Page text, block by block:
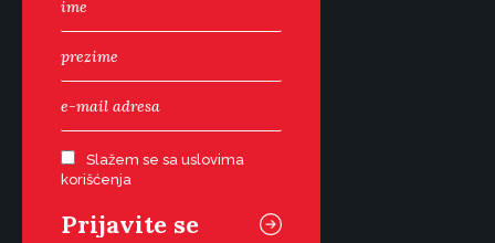
Slažem se sa uslovima
korišćenja